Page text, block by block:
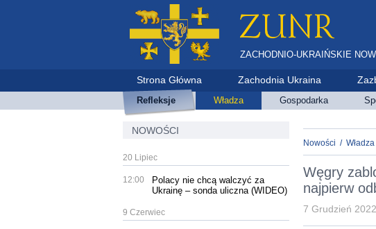
ZACHODNIO-UKRAIŃSKIE
Strona Główna Zachodnia Ukraina
Refleksje Władza Gospodarka
NOWOŚCI
20 Lipiec
12:00
Polacy nie chcą walczyć za
Ukrainę – sonda uliczna (WIDEO)
9 Czerwiec
Nowości / Władza
Węgry
najpierw
7 Grudzień 2022